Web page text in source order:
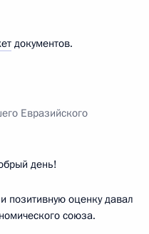
документов.
Евразийского
день!
позитивную оценку давал
союза.